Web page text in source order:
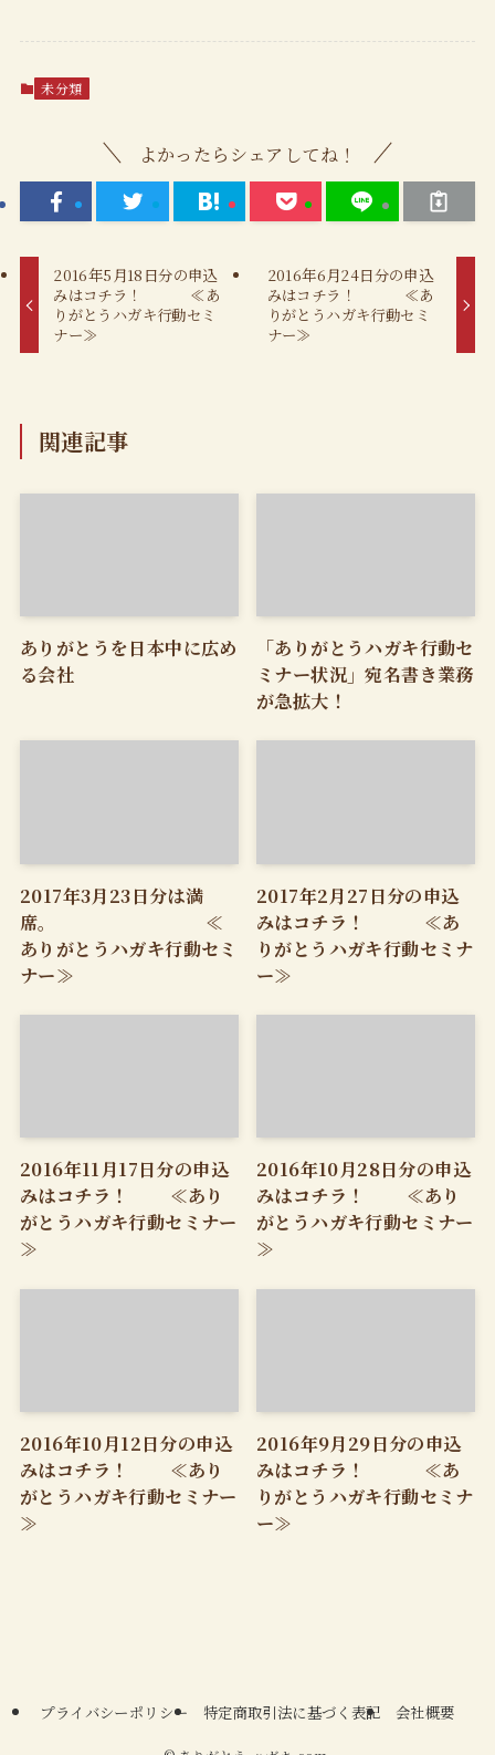
未分類
よかったらシェアしてね！
2016年5月18日分の申込
みはコチラ！ ≪あ
りがとうハガキ行動セミ
ナー≫
2016年6月24日分の申込
みはコチラ！ ≪あ
りがとうハガキ行動セミ
ナー≫
関連記事
ありがとうを日本中に広め
る会社
「ありがとうハガキ行動セ
ミナー状況」宛名書き業務
が急拡大！
2017年3月23日分は満
席。 ≪
ありがとうハガキ行動セミ
ナー≫
2017年2月27日分の申込
みはコチラ！ ≪あ
りがとうハガキ行動セミナ
ー≫
2016年11月17日分の申込
みはコチラ！ ≪あり
がとうハガキ行動セミナー
≫
2016年10月28日分の申込
みはコチラ！ ≪あり
がとうハガキ行動セミナー
≫
2016年10月12日分の申込
みはコチラ！ ≪あり
がとうハガキ行動セミナー
≫
2016年9月29日分の申込
みはコチラ！ ≪あ
りがとうハガキ行動セミナ
ー≫
プライバシーポリシー 特定商取引法に基づく表記 会社概要